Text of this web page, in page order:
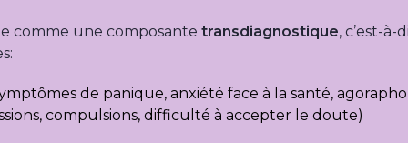
comme une composante transdiagnostique, c’est-
de panique, anxiété face à la santé,
compulsions, difficulté à accepter le doute)